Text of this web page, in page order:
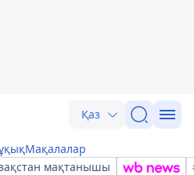
Қаз
Мақалалар
мақтанышы